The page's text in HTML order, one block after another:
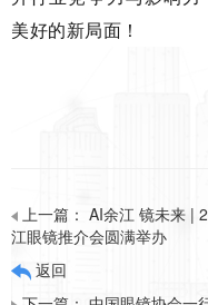
美好的新局面！
上一篇： AI余江 镜未来 |
江眼镜推介会圆满举办
返回